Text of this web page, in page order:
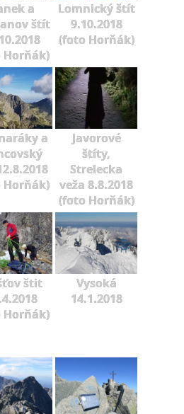
a
štít
Horňák)
Lomnický štít
9.10.2018
(foto Horňák)
a
Horňák)
Javorové
štíty,
Strelecka
veža 8.8.2018
(foto Horňák)
štit
Horňák)
Vysoká
14.1.2018